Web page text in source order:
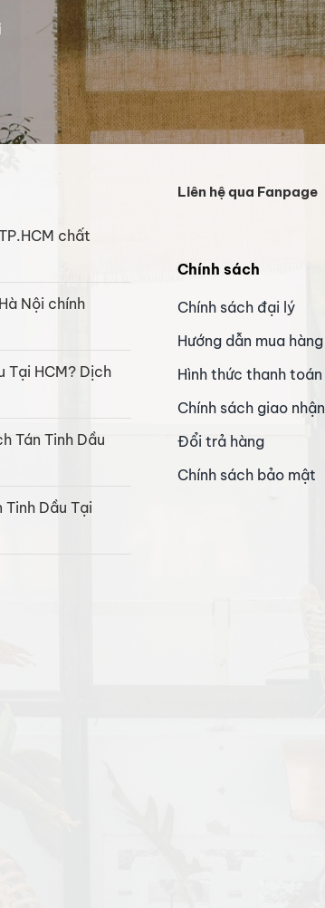
chất
Nội chính
Tại HCM? Dịch
Tán Tinh Dầu
Tinh Dầu Tại
Liên hệ qua Fanpage
Chính sách
Chính sách đại lý
Hướng dẫn mua hàng
Hình thức thanh toán
Chính sách giao nhận
Đổi trả hàng
Chính sách bảo mật